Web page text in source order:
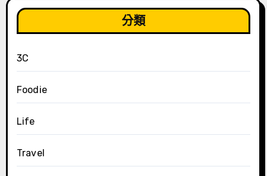
分類
3C
Foodie
Life
Travel